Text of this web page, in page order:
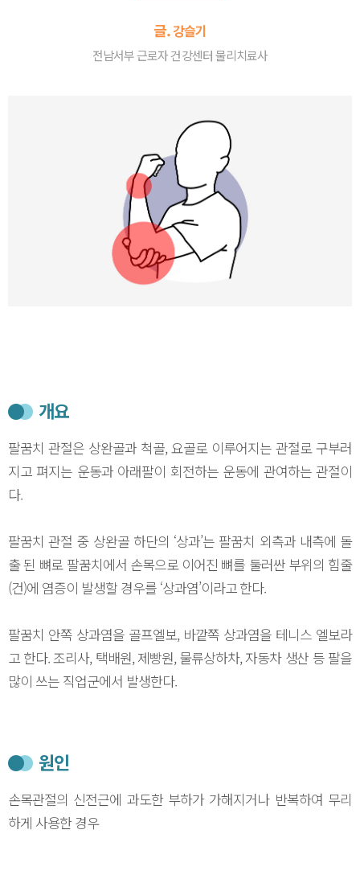
글.강슬기
전남서부 근로자 건강센터 물리치료사
개요
팔꿈치 관절은 상완골과 척골, 요골로 이루어지는 관절로 구부러
지고 펴지는 운동과 아래팔이 회전하는 운동에 관여하는 관절이
다.
팔꿈치 관절 중 상완골 하단의 ‘상과’는 팔꿈치 외측과 내측에 돌
출 된 뼈로 팔꿈치에서 손목으로 이어진 뼈를 둘러싼 부위의 힘줄
(건)에 염증이 발생할 경우를 ‘상과염’이라고 한다.
팔꿈치 안쪽 상과염을 골프엘보, 바깥쪽 상과염을 테니스 엘보라
고 한다. 조리사, 택배원, 제빵원, 물류상하차, 자동차 생산 등 팔을
많이 쓰는 직업군에서 발생한다.
원인
손목관절의 신전근에 과도한 부하가 가해지거나 반복하여 무리
하게 사용한 경우